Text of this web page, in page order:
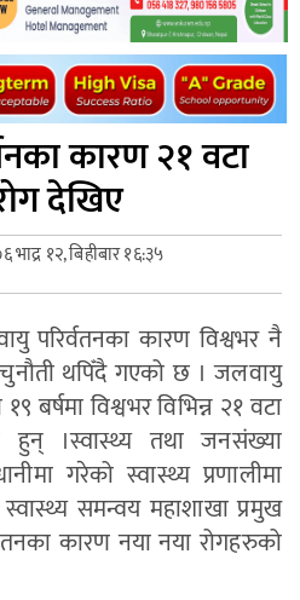
कारण २१ वटा
देखिए
भाद्र १२, बिहीबार १६:३५
परिर्वतनका कारण विश्वभर नै
चुनौती थपिँदै गएको छ । जलवायु
बर्षमा विश्वभर विभिन्न २१ वटा
।स्वास्थ्य तथा जनसंख्या
गरेको स्वास्थ्य प्रणालीमा
समन्वय महाशाखा प्रमुख
कारण नया नया रोगहरुको